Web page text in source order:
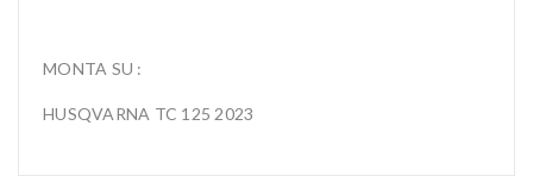
MONTA SU :
HUSQVARNA TC 125 2023